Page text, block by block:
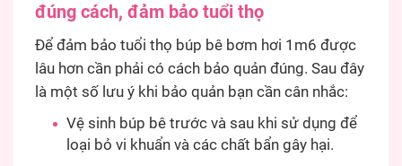
đúng cách, đảm bảo tuổi thọ
Để đảm bảo tuổi thọ búp bê bơm hơi 1m6 được
lâu hơn cần phải có cách bảo quản đúng. Sau đây
là một số lưu ý khi bảo quản bạn cần cân nhắc:
Vệ sinh búp bê trước và sau khi sử dụng để
loại bỏ vi khuẩn và các chất bẩn gây hại.